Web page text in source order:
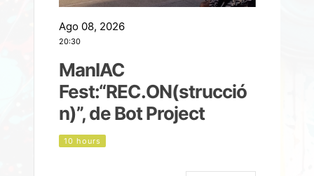
Ago 08, 2026
20:30
ManIAC
Fest:“REC.ON(strucció
n)”, de Bot Project
10 hours